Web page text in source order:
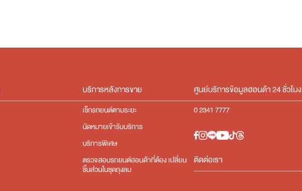
บริการหลังการขาย
เช็กรถยนต์ตามระยะ
นัดหมายเข้ารับบริการ
บริการพิเศษ
ตรวจสอบรถยนต์ฮอนด้าที่ต้อง เปลี่ยน
ชิ้นส่วนในชุดถุงลม
ศูนย์บริการข้อมูลฮอนด้า 24 ชั่วโมง
0 2341 7777
ติดต่อเรา